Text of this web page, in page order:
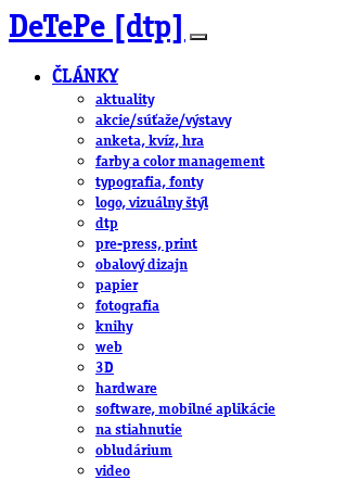
DeTePe [dtp]
ČLÁNKY
aktuality
akcie/súťaže/výstavy
anketa, kvíz, hra
farby a color management
typografia, fonty
logo, vizuálny štýl
dtp
pre-press, print
obalový dizajn
papier
fotografia
knihy
web
3D
hardware
software, mobilné aplikácie
na stiahnutie
obludárium
video